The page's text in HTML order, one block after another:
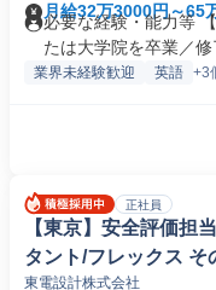
月給32万3000円～65
必要な経験・能力等
たは大学院を卒業／修
業界未経験歓迎 英語 +3
正社員
【東京】安全評価担
タント/フレックス そ
東電設計株式会社